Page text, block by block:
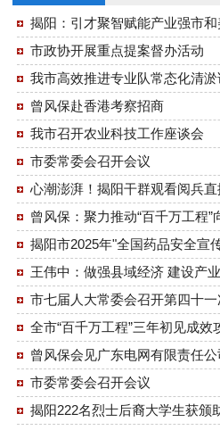
揭阳：引才聚智赋能产业强市
市政协开展重点提案督办活动
我市高效推进专业队常态化清
曾风保赴香港考察招商
我市召开农业科技工作座谈会
市委常委会召开会议
心潮澎湃！揭阳干群观看阅兵
曾风保：聚力推动“百千万工程”
揭阳市2025年"全国药品安全宣
王伟中：做强县域经济 建设产
市七届人大常委会召开第四十一
全市“百千万工程”三年初见成
曾风保会见广东电网有限责任
市委常委会召开会议
揭阳222名烈士后裔大学生获颁